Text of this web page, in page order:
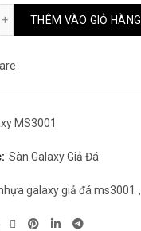
185.000₫.là:
Nhựa Galaxy MS3001 số
THÊM VÀO GIỎ HÀNG
MS3001
Sàn Galaxy Giả Đá
galaxy giả đá ms3001 ,